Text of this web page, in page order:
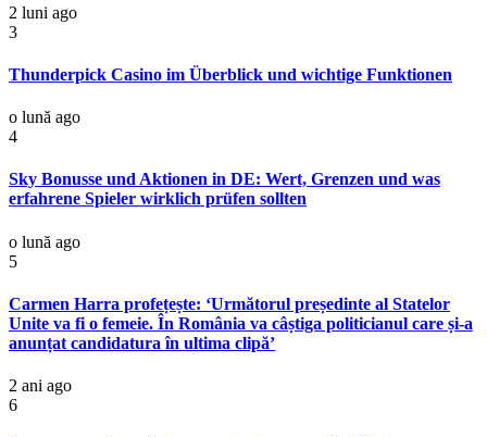
2 luni ago
3
Thunderpick Casino im Überblick und wichtige Funktionen
o lună ago
4
Sky Bonusse und Aktionen in DE: Wert, Grenzen und was
erfahrene Spieler wirklich prüfen sollten
o lună ago
5
Carmen Harra profețește: ‘Următorul președinte al Statelor
Unite va fi o femeie. În România va câștiga politicianul care și-a
anunțat candidatura în ultima clipă’
2 ani ago
6